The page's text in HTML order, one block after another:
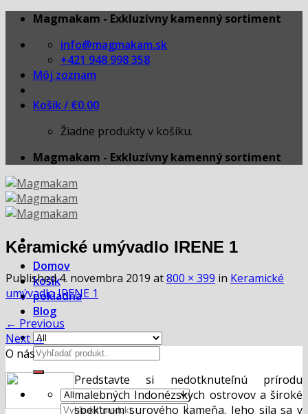
Skip
content
Magmakam - Exkluzívny kamenný sortiment
info@magmakam.sk
+421 948 998 358
Môj zoznam
Košík / €0.00
Žiadne produkty v košíku.
Magmakam - Exkluzívny kamenný sortiment
Domov
košík
pokladňa
Blog
Hľadať:
Hľadať:
Keramické umývadlo IRENE 1
Published4. novembra 2019 at800 × 399 in Keramické
umývadlo IRENE 1
← Previous
Next →
O nás
Predstavte si nedotknuteľnú prírodu
malebných Indonézskych ostrovov a široké
spektrum surového kameňa. Jeho sila sa v